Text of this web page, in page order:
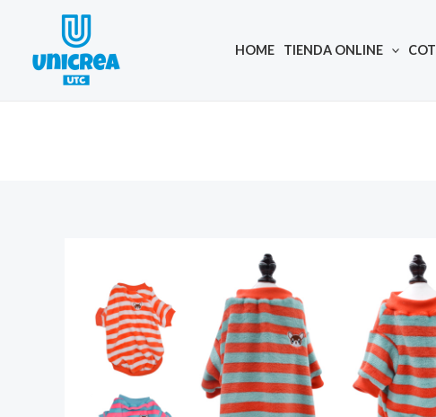
content
HOME TIENDA ONLINE